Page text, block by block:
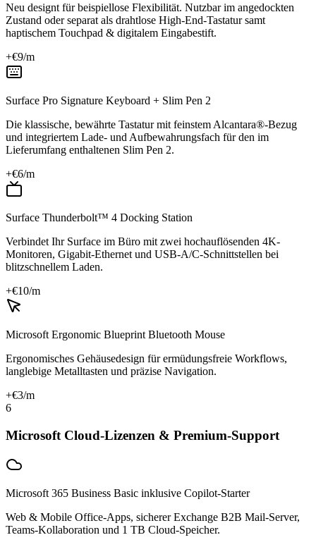
Neu designt für beispiellose Flexibilität. Nutzbar im angedockten
Zustand oder separat als drahtlose High-End-Tastatur samt
haptischem Touchpad & digitalem Eingabestift.
+€9/m
Surface Pro Signature Keyboard + Slim Pen 2
Die klassische, bewährte Tastatur mit feinstem Alcantara®-Bezug
und integriertem Lade- und Aufbewahrungsfach für den im
Lieferumfang enthaltenen Slim Pen 2.
+€6/m
Surface Thunderbolt™ 4 Docking Station
Verbindet Ihr Surface im Büro mit zwei hochauflösenden 4K-
Monitoren, Gigabit-Ethernet und USB-A/C-Schnittstellen bei
blitzschnellem Laden.
+€10/m
Microsoft Ergonomic Blueprint Bluetooth Mouse
Ergonomisches Gehäusedesign für ermüdungsfreie Workflows,
langlebige Metalltasten und präzise Navigation.
+€3/m
6
Microsoft Cloud-Lizenzen & Premium-Support
Microsoft 365 Business Basic inklusive Copilot-Starter
Web & Mobile Office-Apps, sicherer Exchange B2B Mail-Server,
Teams-Kollaboration und 1 TB Cloud-Speicher.